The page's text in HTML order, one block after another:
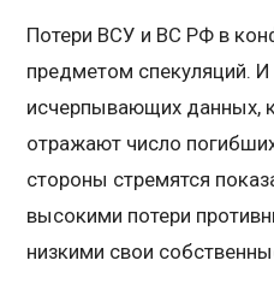
Потери ВСУ и ВС РФ в
предметом спекуляций. И
исчерпывающих данных,
отражают число
стороны стремятся
высокими потери
низкими свои